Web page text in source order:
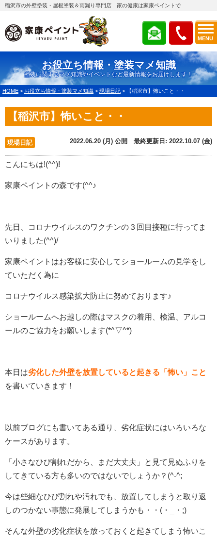
MENU
稲沢市の外壁塗装・屋根塗装＆雨漏り専門店 家の健康は家康ペイントで
お役立ち情報・塗装マメ知識
塗装に関するマメ知識やイベントなど最新情報をお届けします！
HOME > お役立ち情報・塗装マメ知識 > 現場日記 > 【稲沢市】怖いこと・・
【稲沢市】怖いこと・・
現場日記 2022.06.20 (月) 公開 最終更新日: 2022.10.07 (金)
こんにちは!(^^)!
家康ペイントの森です(^^♪
先日、コロナウイルスのワクチンの３回目接種に行ってま
いりました(^^)/
家康ペイントはお客様に安心してショールームの見学をし
ていただく為に
コロナウイルス感染拡大防止に努めております♪
ショールームへお越しの際はマスクの着用、検温、アルコ
ールのご協力をお願いします(*^▽^*)
本日は劣化した外壁を放置していると起きる「怖い」こと
を書いていきます！
以前ブログにも書いてある通り、劣化症状にはいろいろな
ケースがあります。
「小さなひび割れだから、まだ大丈夫」と見て見ぬふりを
してきている方も多いのではないでしょうか？(^-^;
今は些細なひび割れや汚れでも、放置してしまうと取り返
しのつかない事態に発展してしまうかも・・(・_・;)
そんな外壁の劣化症状を放っておくと起きてしまう怖いこ